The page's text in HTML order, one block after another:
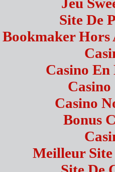
Site De
Bookmaker
Casino
Casino
Bonus
Meilleur Site